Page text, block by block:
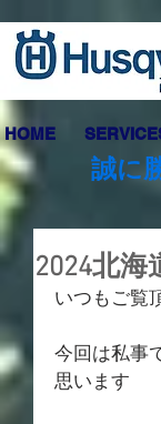
HOME
誠に
2024北
いつもご覧
今回は私事
思います